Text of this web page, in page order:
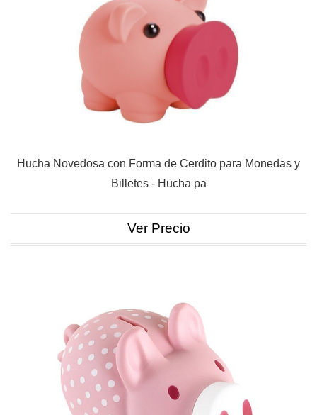
Hucha Novedosa con Forma de Cerdito para Monedas y
Billetes - Hucha pa
Ver Precio